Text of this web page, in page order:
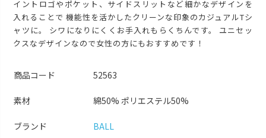
イントロゴやポケット、サイドスリットなど細かなデザインを
入れることで 機能性を活かしたクリーンな印象のカジュアルTシ
ャツに。 シワになりにくくお手入れもらくちんです。 ユニセッ
クスなデザインなので女性の方にもおすすめです！
商品コード 52563
素材 綿50% ポリエステル50%
ブランド BALL